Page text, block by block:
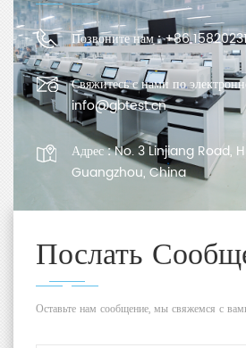
Позвоните нам :+86
Свяжитесь с нами по
info@gbtest.cn
Адрес :No. 3 Linjiang Road,
Guangzhou, China
Послать
Оставьте нам сообщение, мы свяжемся с